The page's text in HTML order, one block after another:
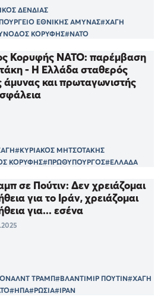
ΔΕΝΔΙΑΣ
ΕΘΝΙΚΗΣ ΑΜΥΝΑΣ#ΧΑΓΗ
ΚΟΡΥΦΗΣ#ΝΑΤΟ
Κορυφής ΝΑΤΟ: παρέμβαση
- Η Ελλάδα σταθερός
άμυνας και πρωταγωνιστής
#ΚΥΡΙΑΚΟΣ ΜΗΤΣΟΤΑΚΗΣ
ΚΟΡΥΦΗΣ#ΠΡΩΘΥΠΟΥΡΓΟΣ#ΕΛΛΑΔΑ
σε Πούτιν: Δεν χρειάζομαι
για το Ιράν, χρειάζομαι
για... εσένα
ΤΡΑΜΠ#ΒΛΑΝΤΙΜΙΡ ΠΟΥΤΙΝ#ΧΑΓΗ
#ΗΠΑ#ΡΩΣΙΑ#ΙΡΑΝ